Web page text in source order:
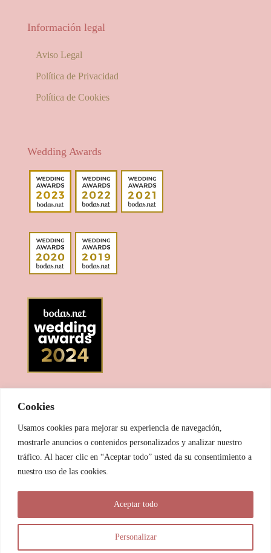
Cookies
Usamos cookies para mejorar su experiencia de navegación,
mostrarle anuncios o contenidos personalizados y analizar nuestro
tráfico. Al hacer clic en “Aceptar todo” usted da su consentimiento a
nuestro uso de las cookies.
Personalizar
Aceptar todo
Información legal
Aviso Legal
Política de Privacidad
Política de Cookies
Wedding Awards
© 2025 Las Pitxiak de la Cabra
María Temprano Sanjurjo | C/ Río Aliste nº 2B, 49190, Morales
del Vino - Zamora